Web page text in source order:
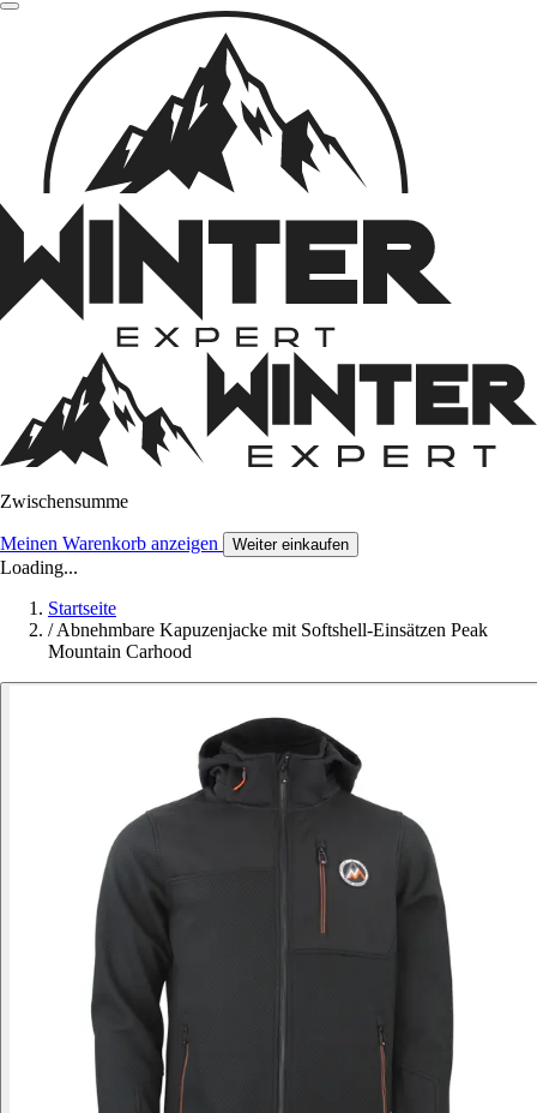
Zwischensumme
Meinen Warenkorb anzeigen Weiter einkaufen
Loading...
Startseite
/ Abnehmbare Kapuzenjacke mit Softshell-Einsätzen Peak
Mountain Carhood